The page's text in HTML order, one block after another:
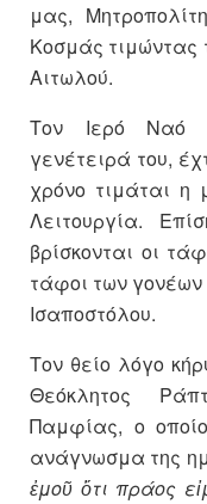
μας,
Κοσμάς τιμώντας
Αιτωλού.
Τον Ιερό Ναό
γενέτειρά του,
χρόνο τιμάται η
Λειτουργία.
βρίσκονται οι
τάφοι των γονέων
Ισαποστόλου.
Τον θείο λόγο
Θεόκλητος
Παμφίας, ο
ανάγνωσμα της
ἐμοῦ ὅτι πράος